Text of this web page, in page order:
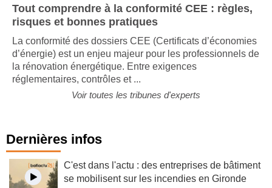
Tout comprendre à la conformité CEE : règles,
risques et bonnes pratiques
La conformité des dossiers CEE (Certificats d’économies
d’énergie) est un enjeu majeur pour les professionnels de
la rénovation énergétique. Entre exigences
réglementaires, contrôles et ...
Voir toutes les tribunes d'experts
Dernières infos
C'est dans l'actu : des entreprises de bâtiment
se mobilisent sur les incendies en Gironde